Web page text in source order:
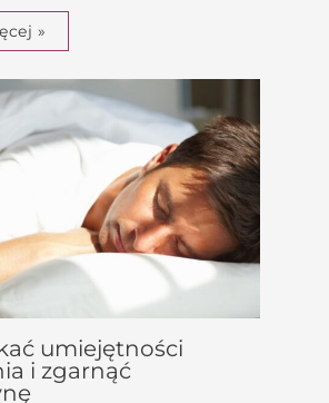
»
umiejętności
i zgarnąć